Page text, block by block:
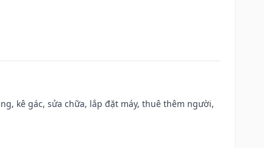
kê gác, sửa chữa, lắp đặt máy, thuê thêm người,